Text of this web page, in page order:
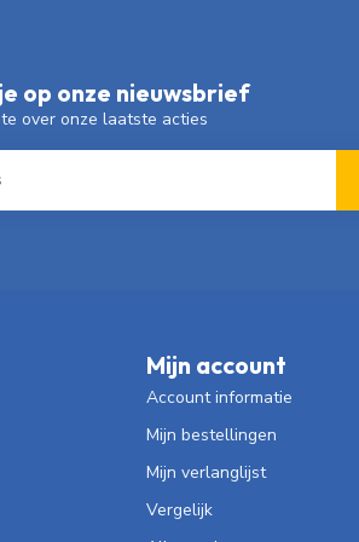
op onze nieuwsbrief
over onze laatste acties
Mijn account
Account informatie
Mijn bestellingen
Mijn verlanglijst
Vergelijk